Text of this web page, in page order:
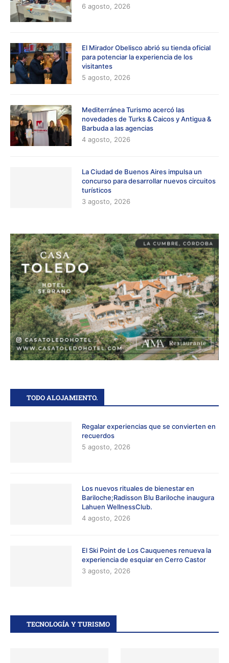
6 agosto, 2026
El Mirador Obelisco abrió su tienda oficial
para potenciar la experiencia de los
visitantes
5 agosto, 2026
Mediterránea Turismo acercó las
novedades de Turks & Caicos y Antigua &
Barbuda a las agencias
4 agosto, 2026
La Ciudad de Buenos Aires impulsa un
concurso para desarrollar nuevos circuitos
turísticos
3 agosto, 2026
TODO ALOJAMIENTO.
Regalar experiencias que se convierten en
recuerdos
5 agosto, 2026
Los nuevos rituales de bienestar en
Bariloche;Radisson Blu Bariloche inaugura
Lahuen WellnessClub.
4 agosto, 2026
El Ski Point de Los Cauquenes renueva la
experiencia de esquiar en Cerro Castor
3 agosto, 2026
TECNOLOGÍA Y TURISMO